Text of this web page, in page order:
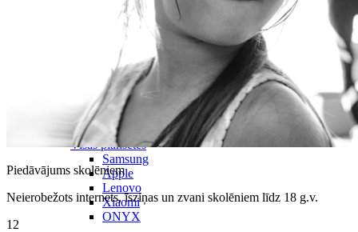
Visas planšetes
Samsung
Apple
Lenovo
Xiaomi
ONYX
Piedāvājums skolēniem
Neierobežots internets, īsziņas un zvani skolēniem līdz 18 g.v.
12